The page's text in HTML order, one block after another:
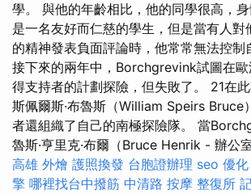
學。 與他的年齡相比，他的同學很高，
是一名友好而仁慈的學生，但是當有人對
的精神發表負面評論時，他常常無法控制
接下來的兩年中，Borchgrevink試圖在
得支持者的計劃探險，但失敗了。 21在
斯佩爾斯·布魯斯（William Speirs Bruce
者還組織了自己的南極探險隊。 當
魯斯·亨里克·布爾（Bruce Henrik - 辦公
高雄 外燴 護照換發 台胞證辦理 seo 優化
擎 哪裡找台中撥筋 中清路 按摩 整復所